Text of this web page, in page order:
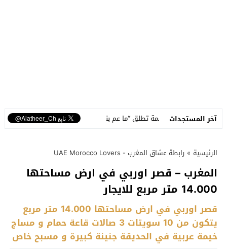
آخر المستجدات
نسمة تطلق “ما عم بنساك”.. أغنية مصوّرة تحوّل وجع الفراق إلى رسالة
الرئيسية » رابطة عشاق المغرب - UAE Morocco Lovers
المغرب – قصر اوربي في ارض مساحتها
14.000 متر مربع للايجار
قصر اوربي في ارض مساحتها 14.000 متر مربع
يتكون من 10 سويتات 3 صالات قاعة حمام و مساج
خيمة عربية في الحديقة جنينة كبيرة و مسبح خاص